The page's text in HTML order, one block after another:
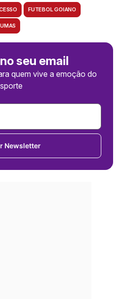
FUTEBOL GOIANO
seu email
quem vive a emoção do
Newsletter